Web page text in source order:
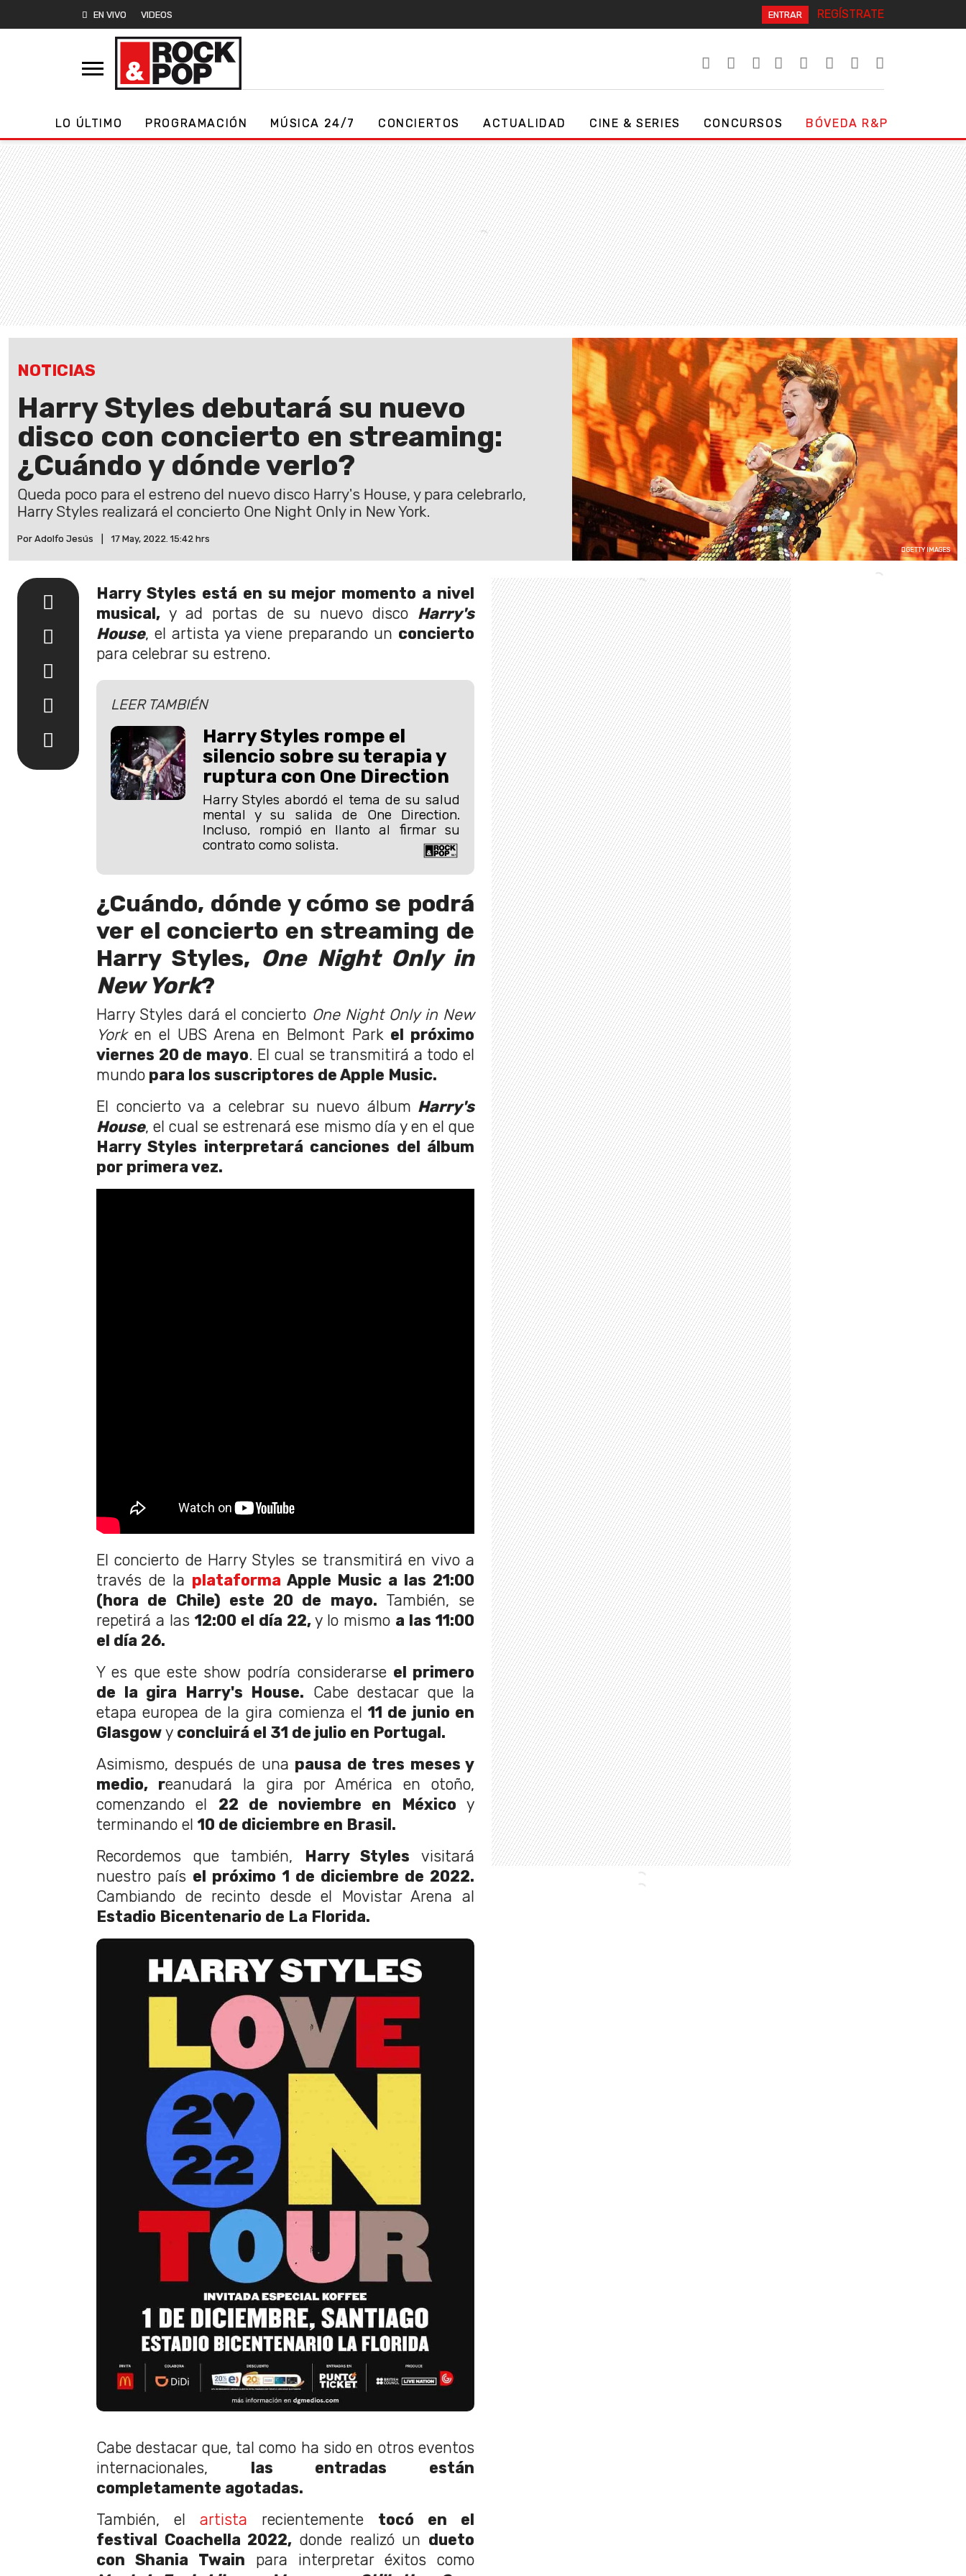
EN VIVO VIDEOS ENTRAR REGÍSTRATE
LO ÚLTIMO PROGRAMACIÓN MÚSICA 24/7 CONCIERTOS ACTUALIDAD CINE & SERIES CONCURSOS BÓVEDA R&P
NOTICIAS
Harry Styles debutará su nuevo
disco con concierto en streaming:
¿Cuándo y dónde verlo?
Queda poco para el estreno del nuevo disco Harry's House, y para celebrarlo,
Harry Styles realizará el concierto One Night Only in New York.
Por Adolfo Jesús 17 May, 2022. 15:42 hrs
GETTY IMAGES
Harry Styles está en su mejor momento a nivel
musical, y ad portas de su nuevo disco Harry's
House, el artista ya viene preparando un concierto
para celebrar su estreno.
LEER TAMBIÉN
Harry Styles rompe el
silencio sobre su terapia y
ruptura con One Direction
Harry Styles abordó el tema de su salud
mental y su salida de One Direction.
Incluso, rompió en llanto al firmar su
contrato como solista.
¿Cuándo, dónde y cómo se podrá
ver el concierto en streaming de
Harry Styles, One Night Only in
New York?
Harry Styles dará el concierto One Night Only in New
Yorken el UBS Arena en Belmont Park el próximo
viernes 20 de mayo. El cual se transmitirá a todo el
mundo para los suscriptores de Apple Music.
El concierto va a celebrar su nuevo álbum Harry's
House, el cual se estrenará ese mismo día y en el que
Harry Styles interpretará canciones del álbum
por primera vez.
El concierto de Harry Styles se transmitirá en vivo a
través de la plataforma Apple Music a las 21:00
(hora de Chile) este 20 de mayo. También, se
repetirá a las12:00 el día 22,y lo mismo a las 11:00
el día 26.
Y es que este show podría considerarse el primero
de la gira Harry's House. Cabe destacar que la
etapa europea de la gira comienza el11 de junio en
Glasgow y concluirá el 31 de julio en Portugal.
Asimismo, después de una pausa de tres meses y
medio, reanudará la gira por América en otoño,
comenzando el 22 de noviembre en México y
terminando el10 de diciembre en Brasil.
Recordemos que también, Harry Styles visitará
nuestro país el próximo 1 de diciembre de 2022.
Cambiando de recinto desde el Movistar Arena al
Estadio Bicentenario de La Florida.
Cabe destacar que, tal como ha sido en otros eventos
internacionales, las entradas están
completamente agotadas.
También, el artista recientemente tocó en el
festival Coachella 2022, donde realizó un dueto
con Shania Twain para interpretar éxitos como